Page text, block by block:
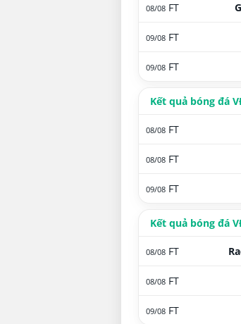
08/08 FT
09/08 FT
09/08 FT
Kết quả bóng đá
08/08 FT
08/08 FT
09/08 FT
Kết quả bóng đá
08/08 FT
08/08 FT
09/08 FT